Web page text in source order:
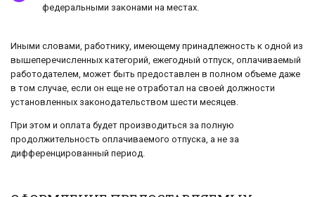
федеральными законами на местах.
Иными словами, работнику, имеющему принадлежность к одной из
вышеперечисленных категорий, ежегодный отпуск, оплачиваемый
работодателем, может быть предоставлен в полном объеме даже
в том случае, если он еще не отработал на своей должности
установленных законодательством шести месяцев.
При этом и оплата будет производиться за полную
продолжительность оплачиваемого отпуска, а не за
дифференцированный период.